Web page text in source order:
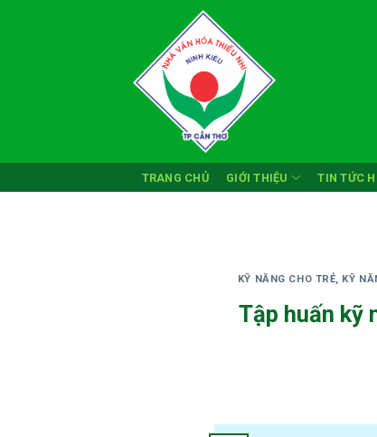
TRANG CHỦ GIỚI THIỆU TIN TỨC
KỸ NĂNG CHO TRẺ, KỸ
Tập huấn kỹ